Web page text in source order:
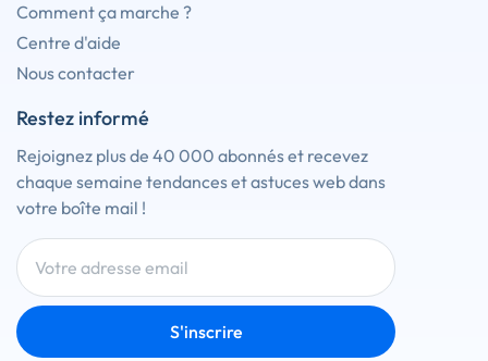
Comment ça marche ?
Centre d'aide
Nous contacter
Restez informé
Rejoignez plus de 40 000 abonnés et recevez
chaque semaine tendances et astuces web dans
votre boîte mail !
S'inscrire